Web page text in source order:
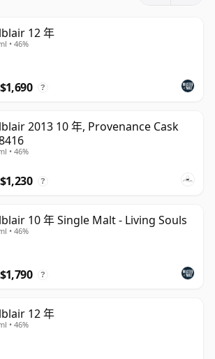
威士忌，這種方式於2007年推出，旨在
的特色。這個階段現在也已成為蒸餾廠歷
年巴布萊爾回歸年份標示系列，如今其
、15年、18年、21年和25年等裝瓶。
餾廠的風格通常以果香為主導且優雅，帶
、香料和蜂蜜的香調，而橡木桶的選擇為
富性和深度層次。結果是一家蒸餾廠的裝
的酒廠風格之間取得平衡。
巴布萊爾仍是一家相對規模適中的蒸餾
團的資訊顯示其年產能約為160萬公升酒
加上其悠久的歷史和獨特的高地環境，幫
格蘭更受尊敬的單一麥芽威士忌中獲得了
位。
12 年
• 46%
?
2013 10 年, Provenance Cask
• 46%
?
10 年 Single Malt - Living Souls
• 46%
?
12 年
• 46%